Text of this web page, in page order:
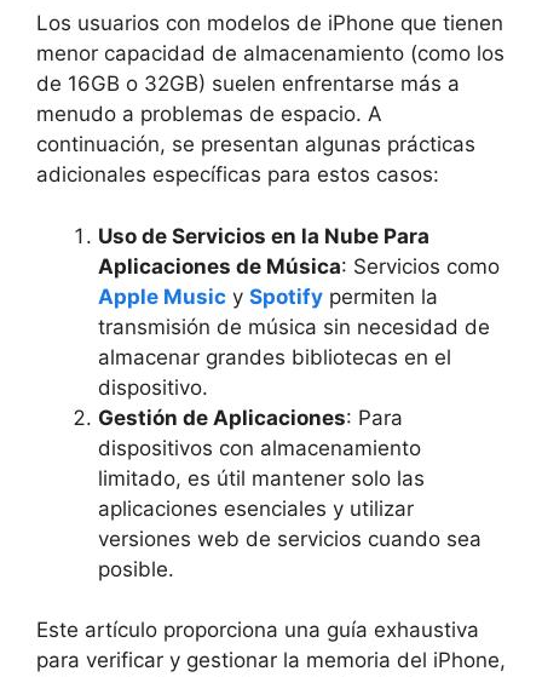
Los usuarios con modelos de iPhone que tienen
menor capacidad de almacenamiento (como los
de 16GB o 32GB) suelen enfrentarse más a
menudo a problemas de espacio. A
continuación, se presentan algunas prácticas
adicionales específicas para estos casos:
Uso de Servicios en la Nube Para
Aplicaciones de Música: Servicios como
Apple Music y Spotify permiten la
transmisión de música sin necesidad de
almacenar grandes bibliotecas en el
dispositivo.
Gestión de Aplicaciones: Para
dispositivos con almacenamiento
limitado, es útil mantener solo las
aplicaciones esenciales y utilizar
versiones web de servicios cuando sea
posible.
Este artículo proporciona una guía exhaustiva
para verificar y gestionar la memoria del iPhone,